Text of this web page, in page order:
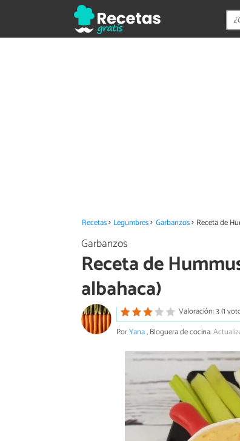
Recetas Legumbres Garbanzos Receta de
Garbanzos
Receta de
albahaca)
Valoración: 3 (1
PorYana, Bloguera de cocina.